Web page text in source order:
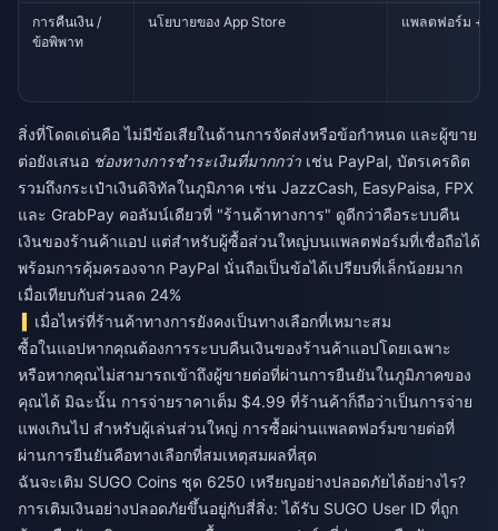
การคืนเงิน /
ข้อพิพาท
นโยบายของ App Store แพลตฟอร์ม + ผู้
สิ่งที่โดดเด่นคือ ไม่มีข้อเสียในด้านการจัดส่งหรือข้อกำหนด และผู้ขาย
ต่อยังเสนอ ช่องทางการชำระเงินที่มากกว่า เช่น PayPal, บัตรเครดิต
รวมถึงกระเป๋าเงินดิจิทัลในภูมิภาค เช่น JazzCash, EasyPaisa, FPX
และ GrabPay คอลัมน์เดียวที่ "ร้านค้าทางการ" ดูดีกว่าคือระบบคืน
เงินของร้านค้าแอป แต่สำหรับผู้ซื้อส่วนใหญ่บนแพลตฟอร์มที่เชื่อถือได้
พร้อมการคุ้มครองจาก PayPal นั่นถือเป็นข้อได้เปรียบที่เล็กน้อยมาก
เมื่อเทียบกับส่วนลด 24%
เมื่อไหร่ที่ร้านค้าทางการยังคงเป็นทางเลือกที่เหมาะสม
ซื้อในแอปหากคุณต้องการระบบคืนเงินของร้านค้าแอปโดยเฉพาะ
หรือหากคุณไม่สามารถเข้าถึงผู้ขายต่อที่ผ่านการยืนยันในภูมิภาคของ
คุณได้ มิฉะนั้น การจ่ายราคาเต็ม $4.99 ที่ร้านค้าก็ถือว่าเป็นการจ่าย
แพงเกินไป สำหรับผู้เล่นส่วนใหญ่ การซื้อผ่านแพลตฟอร์มขายต่อที่
ผ่านการยืนยันคือทางเลือกที่สมเหตุสมผลที่สุด
ฉันจะเติม SUGO Coins ชุด 6250 เหรียญอย่างปลอดภัยได้อย่างไร?
การเติมเงินอย่างปลอดภัยขึ้นอยู่กับสี่สิ่ง: ได้รับ SUGO User ID ที่ถูก